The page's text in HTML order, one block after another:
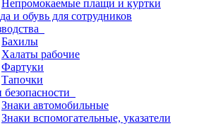
Непромокаемые плащи и куртки
и обувь для сотрудников
Бахилы
Халаты рабочие
Фартуки
Тапочки
безопасности
Знаки автомобильные
Знаки вспомогательные, указатели